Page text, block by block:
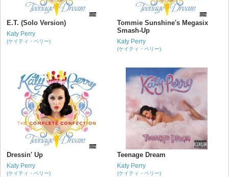
E.T. (Solo Version)
Katy Perry
(ケイティ・ペリー)
Tommie Sunshine's Megasix
Smash-Up
Katy Perry
(ケイティ・ペリー)
Dressin' Up
Katy Perry
(ケイティ・ペリー)
Teenage Dream
Katy Perry
(ケイティ・ペリー)